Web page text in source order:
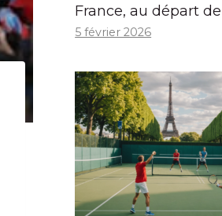
France, au départ
5 février 2026